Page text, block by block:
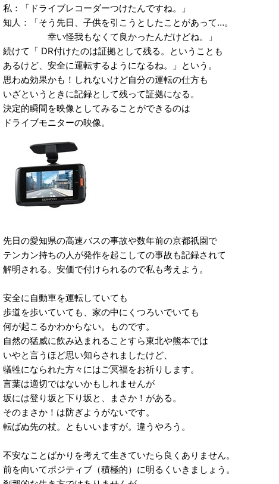
私：「ドライブレコーダーつけたんですね。」
知人：「そう先日、子供を引こうとしたことがあって…。
幸い怪我もなくて良かったんだけどね。」
続けて「 DR付けたのは証拠として残る。ということも
あるけど、安全に運転するようになるね。」という。
思わぬ効果かも！しれないけど自分の運転の仕方も
いざというときに記録として残って証拠になる。
決定的瞬間を映像としてみることができるのは
ドライブモニターの映像。
先日の愛知県の高速バスの事故や数年前の京都祇園で
テンカン持ちの人が発作を起こしての事故も記録されて
解明される。安価で付けられるので私も考えよう。
安全に自動車を運転していても
歩道を歩いていても、家の中にくつろいでいても
何が起こるかわからない。ものです。
自然の猛威に飲み込まれることすら東北や熊本では
いやと言うほど思い知らされましたけど、
犠牲になられた方々にはご冥福をお祈りします。
言葉は適切ではないかもしれませんが
坂には登り坂と下り坂と、まさか！がある。
そのまさか！は防ぎようがないです。
転ばぬ先の杖。ともいいますが。違うやろう。
不安なことばかりを考えて生きていたら良くありません。
前を向いてポジティブ（積極的）に明るくいきましょう。